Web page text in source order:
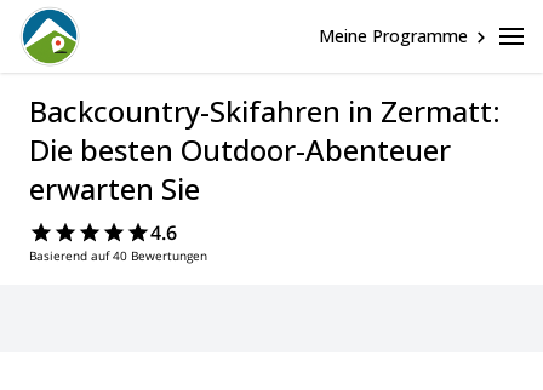
Meine Programme
Backcountry-Skifahren in Zermatt:
Die besten Outdoor-Abenteuer
erwarten Sie
4.6
Basierend auf 40 Bewertungen